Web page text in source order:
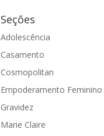
Seções
Adolescência
Casamento
Cosmopolitan
Empoderamento Feminino
Gravidez
Marie Claire